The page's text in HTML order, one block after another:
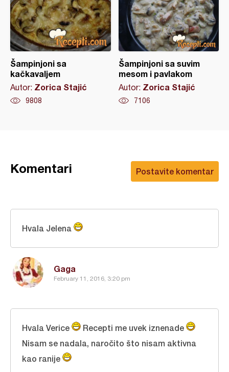
Šampinjoni sa
kačkavaljem
Autor: Zorica Stajić
9808
Šampinjoni sa suvim
mesom i pavlakom
Autor: Zorica Stajić
7106
Postavite komentar
Komentari
Gaga
February 11, 2016, 3:20 pm
Hvala Jelena
Hvala Verice
Recepti me uvek iznenade
Nisam se nadala, naročito što nisam aktivna
kao ranije